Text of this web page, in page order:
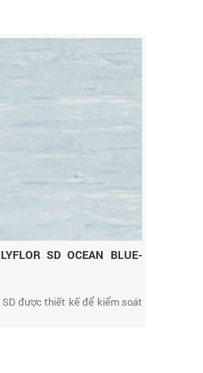
SD OCEAN BLUE-
SD được thiết kế để kiểm soát